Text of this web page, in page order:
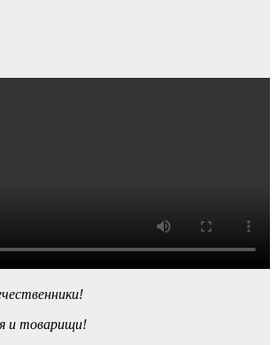
и товарищи!